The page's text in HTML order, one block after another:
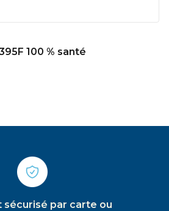
100 % santé
sécurisé par carte ou